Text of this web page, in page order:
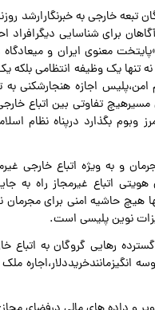
تبعه خارجی به خبرنگارارشد
برای شناسایی دیگرافراد
معنوی ایران و
تنها یک وظیفه انتظامی
اجازه هنجارشکنی به
تفاوتی بین اتباع
وبوم بگذارد درپناه نظام
و به ویژه اتباع خارجی
اتباع غیرمجاز راه به
هیچ حاشیه امنی برای مجرمان
نوین پلیسی است.
رهایی گروگان به اتباع